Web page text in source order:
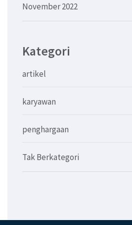
November 2022
Kategori
artikel
karyawan
penghargaan
Tak Berkategori